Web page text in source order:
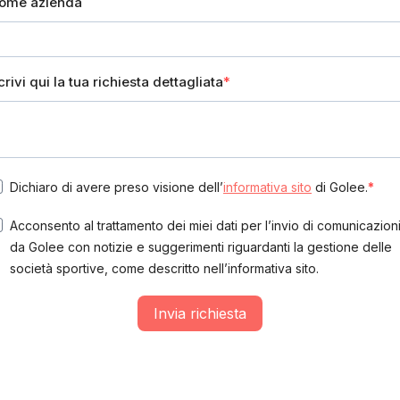
qui la tua richiesta dettagliata
Dichiaro di avere preso visione dell’informativa sito di Golee.
Acconsento al trattamento dei miei dati per l’invio di comunicazioni
da Golee con notizie e suggerimenti riguardanti la gestione delle
società sportive, come descritto nell’informativa sito.
Invia richiesta